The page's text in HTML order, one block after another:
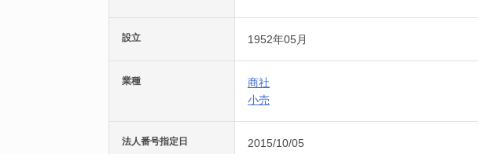
設立 1952年05月
業種
商社
小売
法人番号指定日 2015/10/05